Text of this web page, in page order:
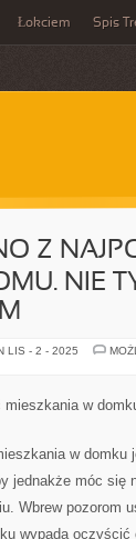
Łokciem Spis
Z
NIE
LIS - 2 - 2025
w
w domku
jednakże móc
Wbrew pozorom
wypada